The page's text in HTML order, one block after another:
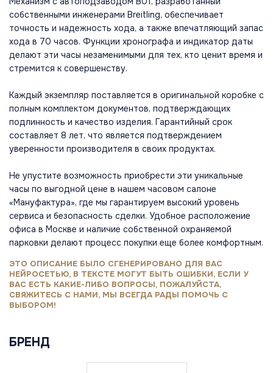
собственными инженерами Breitling, обеспечивает
точность и надежность хода, а также впечатляющий запас
хода в 70 часов. Функции хронографа и индикатор даты
делают эти часы незаменимыми для тех, кто ценит время и
стремится к совершенству.
Каждый экземпляр поставляется в оригинальной коробке с
полным комплектом документов, подтверждающих
подлинность и качество изделия. Гарантийный срок
составляет 8 лет, что является подтверждением
уверенности производителя в своих продуктах.
Не упустите возможность приобрести эти уникальные
часы по выгодной цене в нашем часовом салоне
«Мануфактура», где мы гарантируем высокий уровень
сервиса и безопасность сделки. Удобное расположение
офиса в Москве и наличие собственной охраняемой
парковки делают процесс покупки еще более комфортным.
ЭТО ОПИСАНИЕ БЫЛО СГЕНЕРИРОВАНО ДЛЯ ВАС
НЕЙРОСЕТЬЮ, В ТЕКСТЕ МОГУТ БЫТЬ ОШИБКИ, ЕСЛИ У
ВАС ЕСТЬ КАКИЕ-ЛИБО ВОПРОСЫ, ПОЖАЛУЙСТА,
СВЯЖИТЕСЬ С НАМИ, МЫ ВСЕГДА РАДЫ ПОМОЧЬ С
ВЫБОРОМ!
БРЕНД